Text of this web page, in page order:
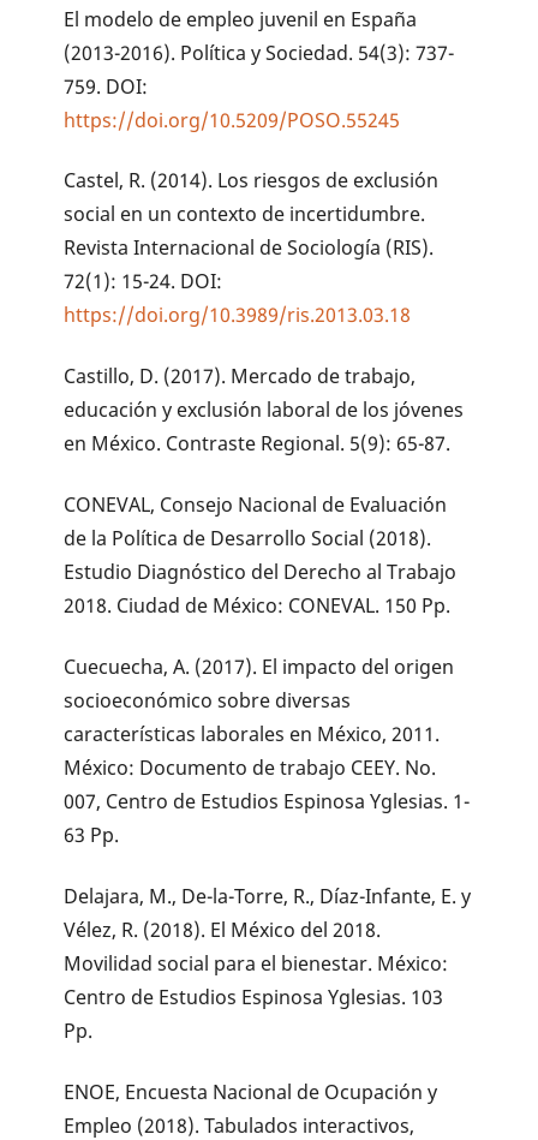
El modelo de empleo juvenil en España
(2013-2016). Política y Sociedad. 54(3): 737-
759. DOI:
https://doi.org/10.5209/POSO.55245
Castel, R. (2014). Los riesgos de exclusión
social en un contexto de incertidumbre.
Revista Internacional de Sociología (RIS).
72(1): 15-24. DOI:
https://doi.org/10.3989/ris.2013.03.18
Castillo, D. (2017). Mercado de trabajo,
educación y exclusión laboral de los jóvenes
en México. Contraste Regional. 5(9): 65-87.
CONEVAL, Consejo Nacional de Evaluación
de la Política de Desarrollo Social (2018).
Estudio Diagnóstico del Derecho al Trabajo
2018. Ciudad de México: CONEVAL. 150 Pp.
Cuecuecha, A. (2017). El impacto del origen
socioeconómico sobre diversas
características laborales en México, 2011.
México: Documento de trabajo CEEY. No.
007, Centro de Estudios Espinosa Yglesias. 1-
63 Pp.
Delajara, M., De-la-Torre, R., Díaz-Infante, E. y
Vélez, R. (2018). El México del 2018.
Movilidad social para el bienestar. México:
Centro de Estudios Espinosa Yglesias. 103
Pp.
ENOE, Encuesta Nacional de Ocupación y
Empleo (2018). Tabulados interactivos,